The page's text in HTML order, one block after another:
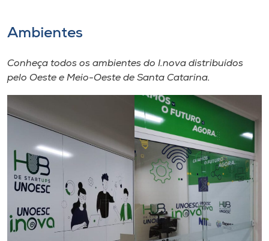
Ambientes
Conheça todos os ambientes do I.nova distribuídos
pelo Oeste e Meio-Oeste de Santa Catarina.